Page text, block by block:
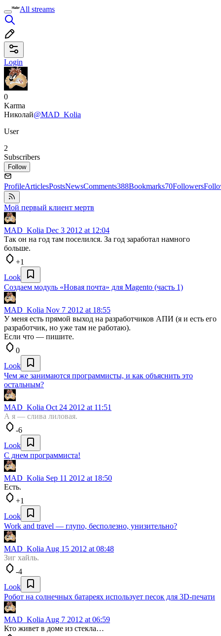
All streams
Login
0
Karma
Николай@MAD_Kolia
User
2
Subscribers
Follow
ProfileArticlesPostsNewsComments388Bookmarks70Followers
Мой первый клиент мертв
MAD_Kolia Dec 3 2012 at 12:04
Так он на год там поселился. За год заработал намного
больше.
+1
Look
Создаем модуль «Новая почта» для Magento (часть 1)
MAD_Kolia Nov 7 2012 at 18:55
У меня есть прямой выход на разработчиков АПИ (я и есть его
разработчик, но уже там не работаю).
Если что — пишите.
0
Look
Чем же занимаются программисты, и как объяснить это
остальным?
MAD_Kolia Oct 24 2012 at 11:51
А я — слива лиловая.
-6
Look
С днем программиста!
MAD_Kolia Sep 11 2012 at 18:50
Есть.
+1
Look
Work and travel — глупо, бесполезно, унизительно?
MAD_Kolia Aug 15 2012 at 08:48
Зиг хайль.
-4
Look
Робот на солнечных батареях использует песок для 3D-печати
MAD_Kolia Aug 7 2012 at 06:59
Кто живет в доме из стекла…